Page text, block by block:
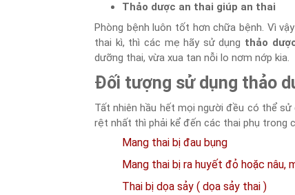
Thảo dược an thai giúp an thai
Phòng bệnh luôn tốt hơn chữa bệnh. Vì
thai kì, thì các mẹ hãy sử dụng thảo
dưỡng thai, vừa xua tan nỗi lo nơm nớp kia.
Đối tượng sử dụng thảo
Tất nhiên hầu hết mọi người đều có thể sử
rệt nhất thì phải kể đến các thai phụ trong
Mang thai bị đau bụng
Mang thai bị ra huyết đỏ hoặc nâu,
Thai bị dọa sảy ( dọa sảy thai )